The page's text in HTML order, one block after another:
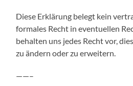
Diese Erklärung belegt kein
formales Recht in eventuellen
behalten uns jedes Recht vor,
zu ändern oder zu erweitern.
——–